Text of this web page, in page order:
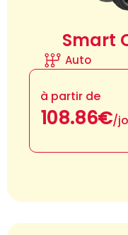
Smart
Auto
à partir de
108.86€/